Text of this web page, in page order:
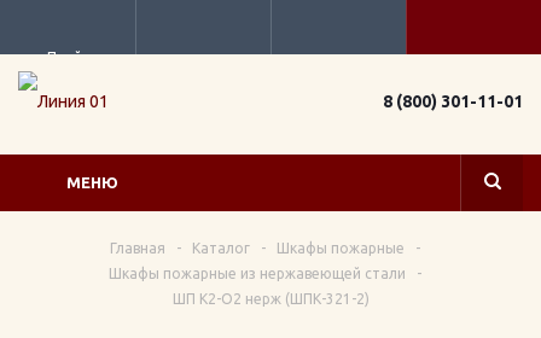
Прайс
8 (800) 301-11-01
МЕНЮ
Главная - Каталог - Шкафы пожарные
-
Шкафы пожарные из нержавеющей стали
-
ШП К2-О2 нерж (ШПК-321-2)